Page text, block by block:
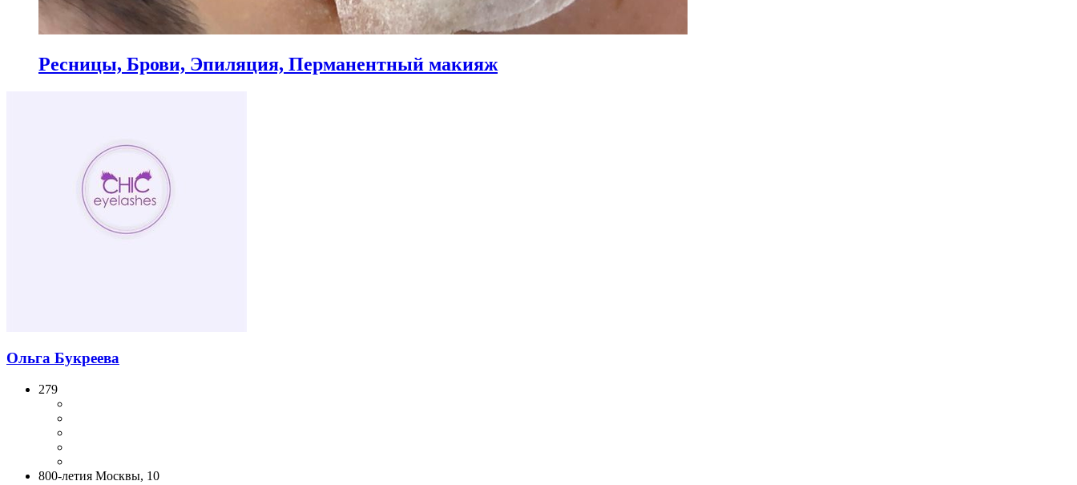
Ресницы, Брови, Эпиляция, Перманентный макияж
Ольга Букреева
279
800-летия Москвы, 10